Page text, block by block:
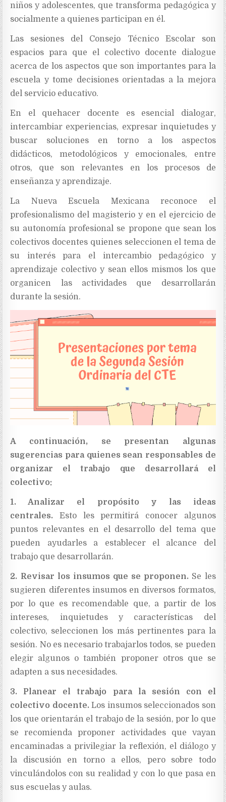
niños y adolescentes, que transforma pedagógica y
socialmente a quienes participan en él.
Las sesiones del Consejo Técnico Escolar son
espacios para que el colectivo docente dialogue
acerca de los aspectos que son importantes para la
escuela y tome decisiones orientadas a la mejora
del servicio educativo.
En el quehacer docente es esencial dialogar,
intercambiar experiencias, expresar inquietudes y
buscar soluciones en torno a los aspectos
didácticos, metodológicos y emocionales, entre
otros, que son relevantes en los procesos de
enseñanza y aprendizaje.
La Nueva Escuela Mexicana reconoce el
profesionalismo del magisterio y en el ejercicio de
su autonomía profesional se propone que sean los
colectivos docentes quienes seleccionen el tema de
su interés para el intercambio pedagógico y
aprendizaje colectivo y sean ellos mismos los que
organicen las actividades que desarrollarán
durante la sesión.
A continuación, se presentan algunas
sugerencias para quienes sean responsables de
organizar el trabajo que desarrollará el
colectivo:
1. Analizar el propósito y las ideas
centrales. Esto les permitirá conocer algunos
puntos relevantes en el desarrollo del tema que
pueden ayudarles a establecer el alcance del
trabajo que desarrollarán.
2. Revisar los insumos que se proponen. Se les
sugieren diferentes insumos en diversos formatos,
por lo que es recomendable que, a partir de los
intereses, inquietudes y características del
colectivo, seleccionen los más pertinentes para la
sesión. No es necesario trabajarlos todos, se pueden
elegir algunos o también proponer otros que se
adapten a sus necesidades.
3. Planear el trabajo para la sesión con el
colectivo docente. Los insumos seleccionados son
los que orientarán el trabajo de la sesión, por lo que
se recomienda proponer actividades que vayan
encaminadas a privilegiar la reflexión, el diálogo y
la discusión en torno a ellos, pero sobre todo
vinculándolos con su realidad y con lo que pasa en
sus escuelas y aulas.